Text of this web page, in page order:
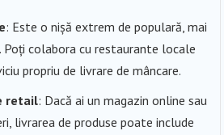
: Este o nișă extrem de populară, mai
Poți colabora cu restaurante locale
propriu de livrare de mâncare.
retail: Dacă ai un magazin online sau
livrarea de produse poate include